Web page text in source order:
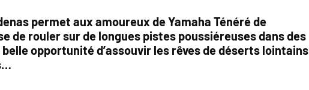
permet aux amoureux de Yamaha Ténéré de
de rouler sur de longues pistes poussiéreuses dans des
opportunité d’assouvir les rêves de déserts lointains